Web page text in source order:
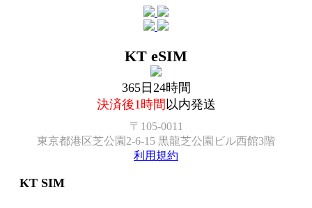
KT eSIM
365日24時間
決済後1時間以内発送
〒105-0011
東京都港区芝公園2-6-15 黒龍芝公園ビル西館3階
利用規約
KT SIM